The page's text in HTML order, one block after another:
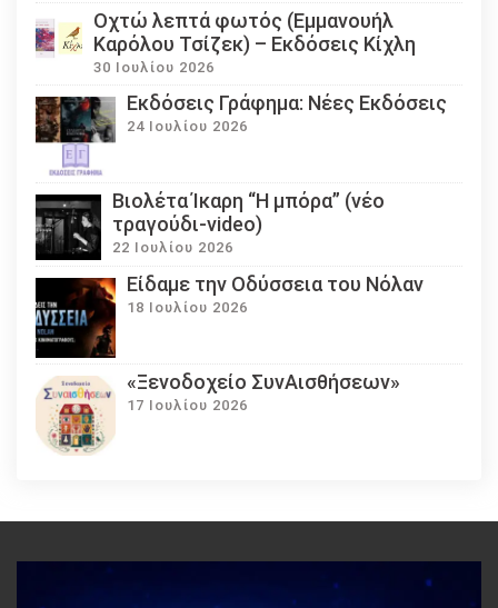
Οχτώ λεπτά φωτός (Εμμανουήλ
Καρόλου Τσίζεκ) – Εκδόσεις Κίχλη
30 Ιουλίου 2026
Εκδόσεις Γράφημα: Νέες Εκδόσεις
24 Ιουλίου 2026
Βιολέτα Ίκαρη “Η μπόρα” (νέο
τραγούδι-video)
22 Ιουλίου 2026
Eίδαμε την Οδύσσεια του Νόλαν
18 Ιουλίου 2026
«Ξενοδοχείο ΣυνΑισθήσεων»
17 Ιουλίου 2026